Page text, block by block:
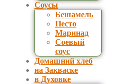
Соусы
Бешамель
Песто
Маринад
Соевый
соус
Домашний хлеб
на Закваске
в Духовке